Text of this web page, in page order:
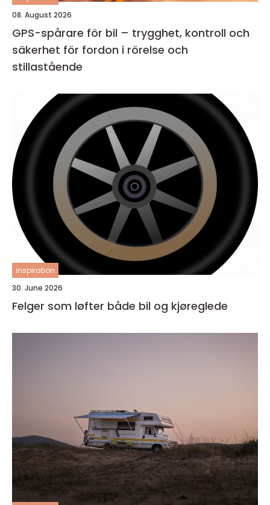
08. August 2026
GPS-spårare för bil – trygghet, kontroll och
säkerhet för fordon i rörelse och
stillastående
inspiration
30. June 2026
Felger som løfter både bil og kjøreglede